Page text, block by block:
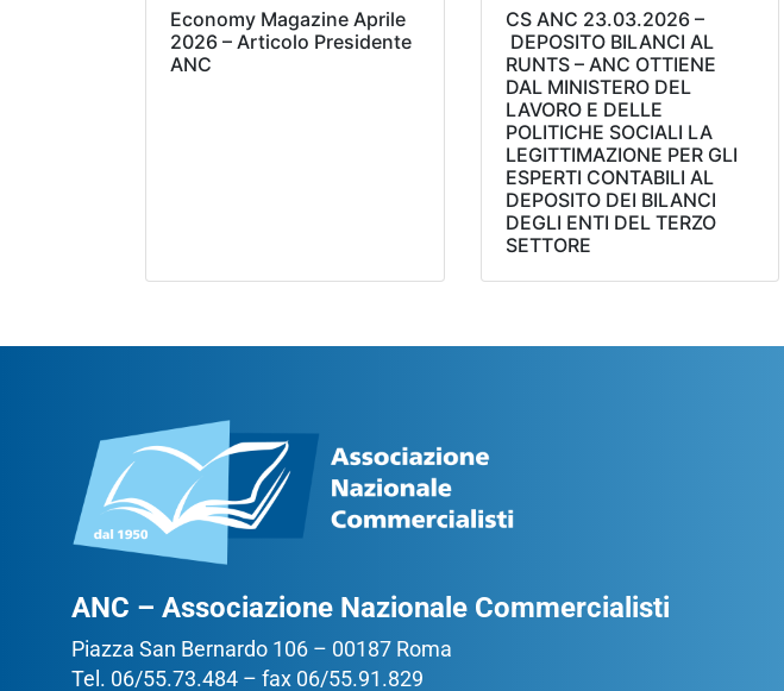
Economy Magazine Aprile
2026 – Articolo Presidente
ANC
CS ANC 23.03.2026 –
DEPOSITO BILANCI AL
RUNTS – ANC OTTIENE
DAL MINISTERO DEL
LAVORO E DELLE
POLITICHE SOCIALI LA
LEGITTIMAZIONE PER GLI
ESPERTI CONTABILI AL
DEPOSITO DEI BILANCI
DEGLI ENTI DEL TERZO
SETTORE
ANC – Associazione Nazionale Commercialisti
Piazza San Bernardo 106 – 00187 Roma
Tel. 06/55.73.484 – fax 06/55.91.829